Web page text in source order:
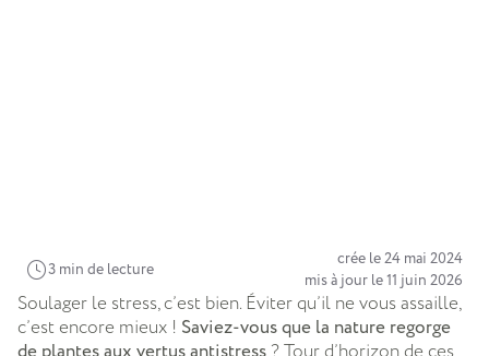
3 min de lecture
crée le 24 mai 2024
mis à jour le 11 juin 2026
Soulager le stress, c’est bien. Éviter qu’il ne vous assaille,
c’est encore mieux ! Saviez-vous que la nature regorge